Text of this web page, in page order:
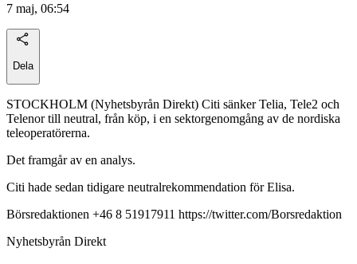
7 maj, 06:54
Dela
STOCKHOLM (Nyhetsbyrån Direkt) Citi sänker Telia, Tele2 och
Telenor till neutral, från köp, i en sektorgenomgång av de nordiska
teleoperatörerna.
Det framgår av en analys.
Citi hade sedan tidigare neutralrekommendation för Elisa.
Börsredaktionen +46 8 51917911 https://twitter.com/Borsredaktion
Nyhetsbyrån Direkt